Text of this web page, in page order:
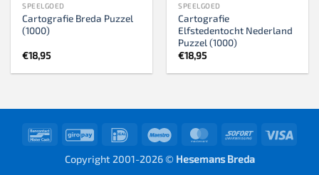
SPEELGOED
Cartografie Breda Puzzel
(1000)
€18,95
SPEELGOED
Cartografie
Elfstedentocht Nederland
Puzzel (1000)
€18,95
BancontactGiroPay IDeal Maestro MasterCardSofort
Copyright 2001-2026 © Hesemans Breda